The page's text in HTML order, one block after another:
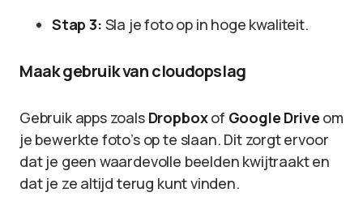
Stap 3: Sla je foto op in hoge kwaliteit.
Maak gebruik van cloudopslag
Gebruik apps zoals Dropboxof Google Drive om
je bewerkte foto’s op te slaan. Dit zorgt ervoor
dat je geen waardevolle beelden kwijtraakt en
dat je ze altijd terug kunt vinden.